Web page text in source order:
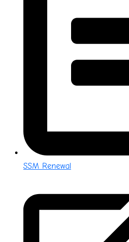
SSM Renewal